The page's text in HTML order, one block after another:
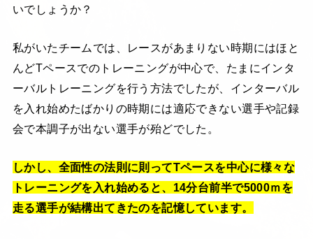
いでしょうか？
私がいたチームでは、レースがあまりない時期にはほと
んどTペースでのトレーニングが中心で、たまにインタ
ーバルトレーニングを行う方法でしたが、インターバル
を入れ始めたばかりの時期には適応できない選手や記録
会で本調子が出ない選手が殆どでした。
しかし、全面性の法則に則ってTペースを中心に様々な
トレーニングを入れ始めると、14分台前半で5000ｍを
走る選手が結構出てきたのを記憶しています。